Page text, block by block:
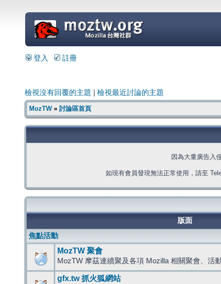
=
登入 註冊
檢視沒有回覆的主題 檢視最近討論的主題
MozTW» 討論區首頁
因為大量廣告入
如現有會員發現無法正常使用，請至
版面
焦點活動
MozTW 聚會
MozTW 摩茲連續聚及各項 Mozilla 相關聚會、活
gfx.tw 抓火狐網站